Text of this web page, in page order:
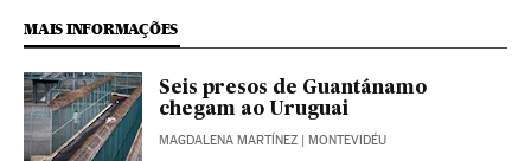
MAIS INFORMAÇÕES
Seis presos de Guantánamo
chegam ao Uruguai
MAGDALENA MARTÍNEZ | MONTEVIDÉU